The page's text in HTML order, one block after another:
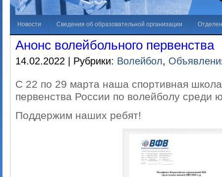
Новости Сведения об образовательной организации
Обращения граждан Решаем вместе Галерея
Лучший спортсмен Противодействие коррупции
Анонс волейбольного первенства
14.02.2022 | Рубрики: Волейбол,
С 22 по 29 марта наша спортивная
первенства России по волейболу среди
Поддержим наших ребят!